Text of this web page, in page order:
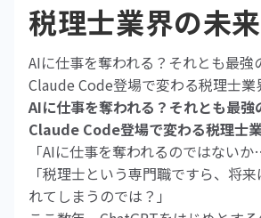
税理士業界の未
AIに仕事を奪われる？それとも最強
Claude Code登場で変わる税理士業
AIに仕事を奪われる？それとも最強
Claude Code登場で変わる税理士
「AIに仕事を奪われるのではないか
「税理士という専門職ですら、将
れてしまうのでは？」